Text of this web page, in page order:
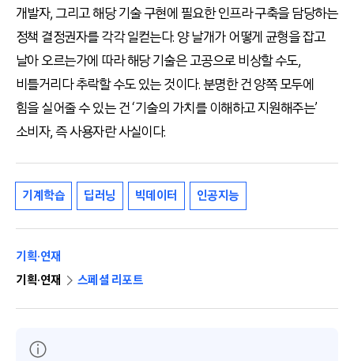
개발자, 그리고 해당 기술 구현에 필요한 인프라 구축을 담당하는
정책 결정권자를 각각 일컫는다. 양 날개가 어떻게 균형을 잡고
날아 오르는가에 따라 해당 기술은 고공으로 비상할 수도,
비틀거리다 추락할 수도 있는 것이다. 분명한 건 양쪽 모두에
힘을 실어줄 수 있는 건 ‘기술의 가치를 이해하고 지원해주는’
소비자, 즉 사용자란 사실이다.
기계학습 딥러닝 빅데이터 인공지능
기획·연재
기획·연재
스페셜 리포트